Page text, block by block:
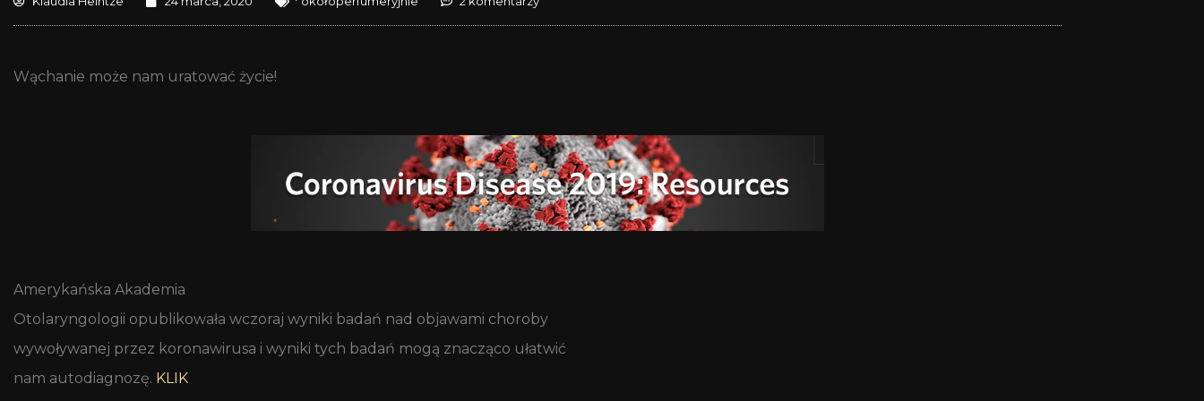
Wąchanie może nam uratować życie!
Amerykańska Akademia
Otolaryngologii opublikowała wczoraj wyniki badań nad objawami choroby
wywoływanej przez koronawirusa i wyniki tych badań mogą znacząco ułatwić
nam autodiagnozę. KLIK